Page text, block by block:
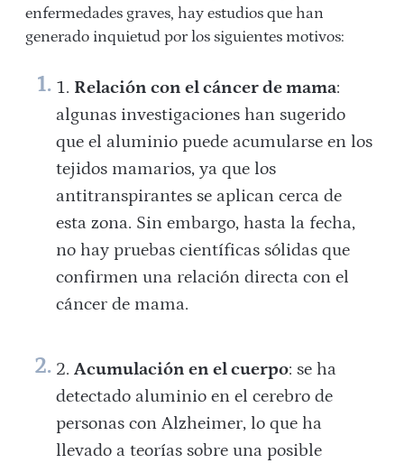
enfermedades graves, hay estudios que han
generado inquietud por los siguientes motivos:
Relación con el cáncer de mama:
algunas investigaciones han sugerido
que el aluminio puede acumularse en los
tejidos mamarios, ya que los
antitranspirantes se aplican cerca de
esta zona. Sin embargo, hasta la fecha,
no hay pruebas científicas sólidas que
confirmen una relación directa con el
cáncer de mama.
Acumulación en el cuerpo: se ha
detectado aluminio en el cerebro de
personas con Alzheimer, lo que ha
llevado a teorías sobre una posible